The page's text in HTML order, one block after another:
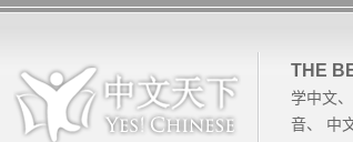
THE
学中文、
音、 中